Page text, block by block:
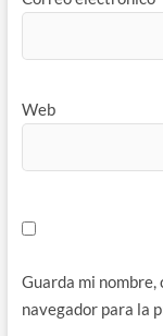
Web
Guarda mi
navegador para la